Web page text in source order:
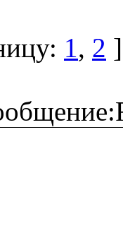
1, 2 ]